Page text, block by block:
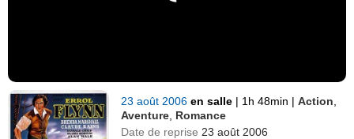
23 août 2006en salle | 1h 48min | Action
Aventure Romance
Date de reprise 23 août 2006